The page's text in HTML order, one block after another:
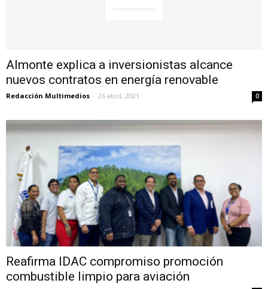
Almonte explica a inversionistas alcance
nuevos contratos en energía renovable
Redacción Multimedios - 26 abril, 2021 0
Reafirma IDAC compromiso promoción
combustible limpio para aviación